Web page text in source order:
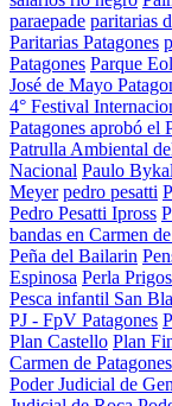
paraepade paritarias
Paritarias Patagones
Patagones Parque
José de Mayo
4° Festival
Patagones aprobó el
Patrulla Ambiental
Nacional Paulo
Meyer pedro pesatti
Pedro Pesatti Ipross
bandas en Carmen
Peña del Bailarin
Espinosa Perla
Pesca infantil San
PJ - FpV Patagones
Plan Castello Plan
Carmen de Patagones
Poder Judicial de